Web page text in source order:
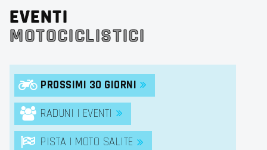
EVENTI
MOTOCICLISTICI
PROSSIMI 30 GIORNI
RADUNI | EVENTI
PISTA | MOTO SALITE